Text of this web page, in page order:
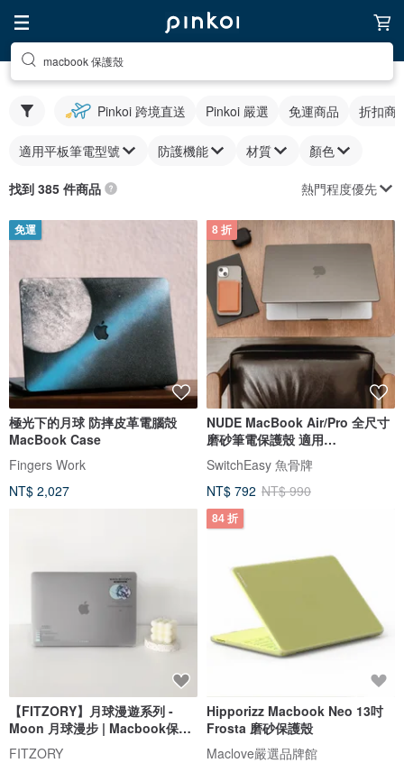
macbook 保護殼
Pinkoi 跨境直送 Pinkoi 嚴選 免運商品 折扣商
適用平板筆電型號 防護機能 材質 顏色
找到 385 件商品 熱門程度優先
免運
極光下的月球 防摔皮革電腦殻
MacBook Case
Fingers Work
NT$ 2,027
8 折
NUDE MacBook Air/Pro 全尺寸
磨砂筆電保護殼 適用
M1/M2/M3/M4
SwitchEasy 魚骨牌
NT$ 792 NT$ 990
【FITZORY】月球漫遊系列 -
Moon 月球漫步 | Macbook保護
殼
FITZORY
84 折
Hipporizz Macbook Neo 13吋
Frosta 磨砂保護殼
Maclove嚴選品牌館